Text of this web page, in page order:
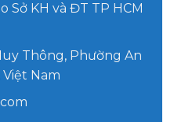
Sở KH và ĐT TP HCM
Thông, Phường An
Nam